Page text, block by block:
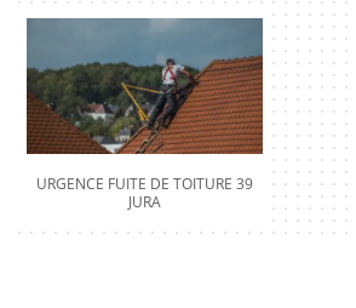
URGENCE FUITE DE TOITURE 39
JURA